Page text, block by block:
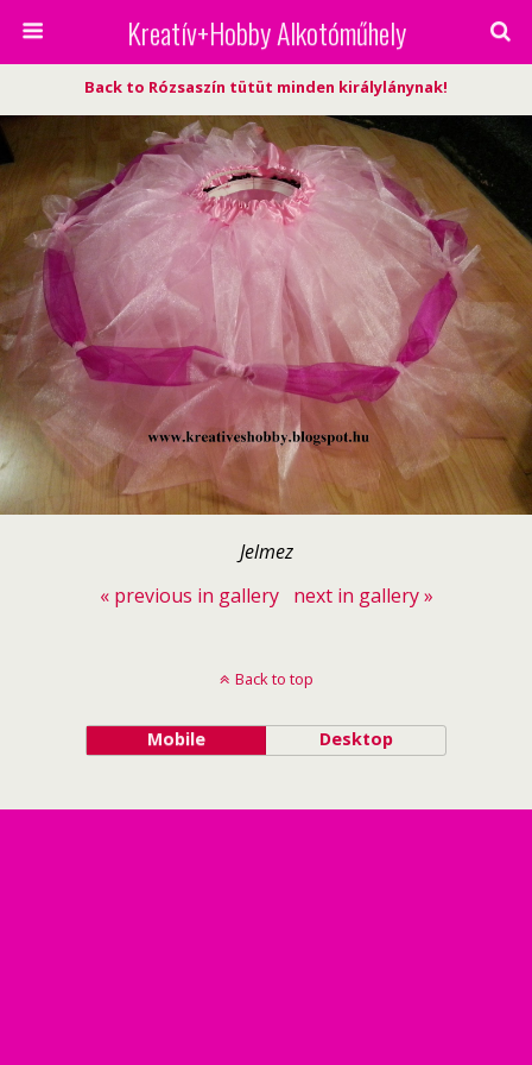
Kreatív+Hobby Alkotóműhely
Back to Rózsaszín tütüt minden királylánynak!
Jelmez
« previous in gallery
next in gallery »
Back to top
Mobile Desktop